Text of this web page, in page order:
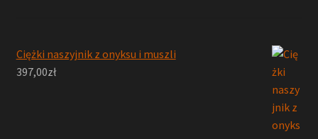
Ciężki naszyjnik z onyksu i muszli
397,00zł